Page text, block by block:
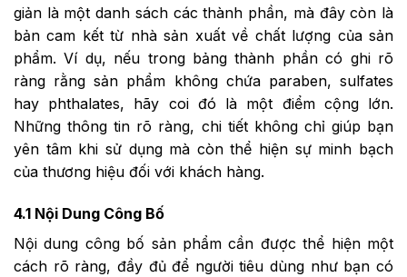
giản là một danh sách các thành phần, mà đây còn là
bản cam kết từ nhà sản xuất về chất lượng của sản
phẩm. Ví dụ, nếu trong bảng thành phần có ghi rõ
ràng rằng sản phẩm không chứa paraben, sulfates
hay phthalates, hãy coi đó là một điểm cộng lớn.
Những thông tin rõ ràng, chi tiết không chỉ giúp bạn
yên tâm khi sử dụng mà còn thể hiện sự minh bạch
của thương hiệu đối với khách hàng.
4.1 Nội Dung Công Bố
Nội dung công bố sản phẩm cần được thể hiện một
cách rõ ràng, đầy đủ để người tiêu dùng như bạn có